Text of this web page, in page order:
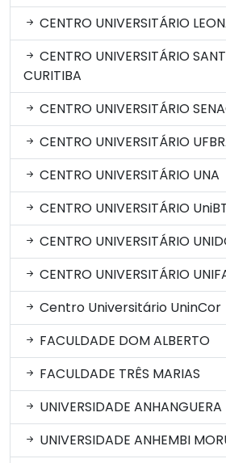
CENTRO UNIVERSITÁRIO
CENTRO UNIVERSITÁRIO
CURITIBA
CENTRO UNIVERSITÁRIO
CENTRO UNIVERSITÁRIO
CENTRO UNIVERSITÁRIO UNA
CENTRO UNIVERSITÁRIO
CENTRO UNIVERSITÁRIO
CENTRO UNIVERSITÁRIO
Centro Universitário UninCor
FACULDADE DOM ALBERTO
FACULDADE TRÊS MARIAS
UNIVERSIDADE ANHANGUERA
UNIVERSIDADE ANHEMBI